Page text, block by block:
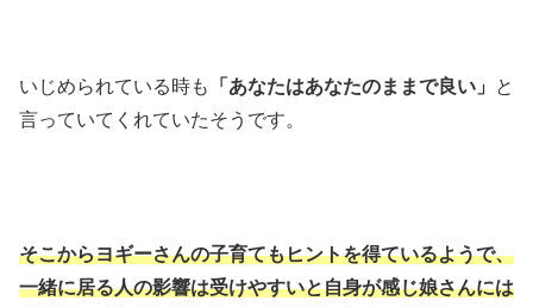
いじめられている時も 「あなたはあなたのままで良い」
と
言っていてくれていたそうです。
そこからヨギーさんの子育てもヒントを得ているようで、
一緒に居る人の影響は受けやすいと自身が感じ娘さんには